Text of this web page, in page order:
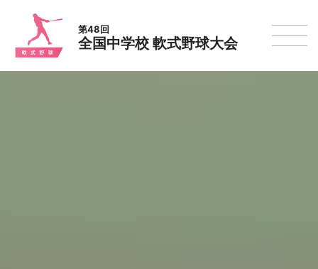
第48回
全国中学校 軟式野球大会